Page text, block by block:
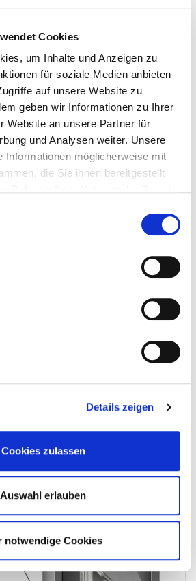
Cookies
um Inhalte und Anzeigen zu
für soziale Medien anbieten
auf unsere Website zu
geben wir Informationen zu Ihrer
Website an unsere Partner für
und Analysen weiter. Unsere
Informationen möglicherweise mit
die Sie ihnen bereitgestellt
Details zeigen
Cookies zulassen
Auswahl erlauben
notwendige Cookies
de combustion
et les bûches dans la même chambre de
de remplissage en acier inoxydable
le cadres d’un contrat
ne nuit